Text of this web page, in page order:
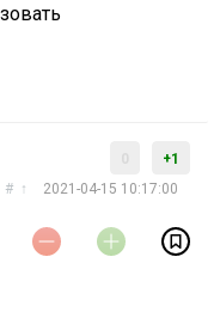
+1
2021-04-15 10:17:00
# ↑